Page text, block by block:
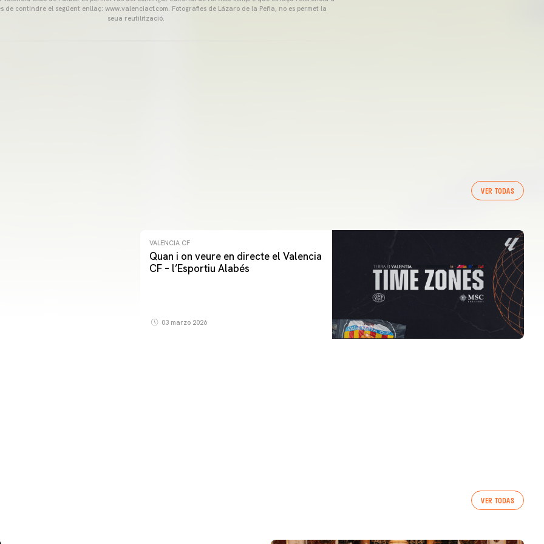
de contindre el següent enllaç: www.valenciacf.com. Fotografies de Lázaro de la Peña, no es permet la
seua reutilització.
VER TODAS
VALENCIA CF
Quan i on veure en directe el Valencia
CF – l’Esportiu Alabés
03 marzo 2026
VER TODAS